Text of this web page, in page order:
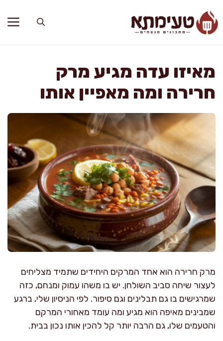
לתוכן
מאיזו עדה מגיע מרק
חרירה ומה מאפיין אותו
מרק חרירה הוא אחד המרקים היחידים שתמיד מצליחים
לעצור שיחה סביב השולחן. יש בו משהו עמוק ומנחם, כזה
שמרגישים בו גם תבלינים וגם סיפור. לפי הניסיון שלי, ברגע
שמבינים מאיפה הוא מגיע ומה עומד מאחורי המרקם
והטעמים שלו, גם הרבה יותר קל להכין אותו נכון בבית.